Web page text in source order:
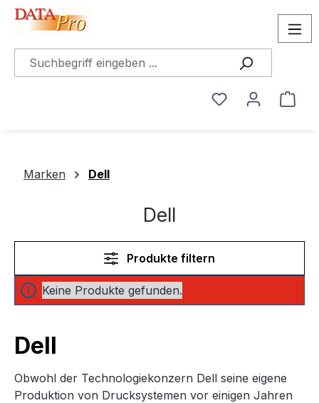
springen
Du hast 0
Marken Dell
Dell
Produkte filtern
Keine Produkte gefunden.
Dell
Obwohl der Technologiekonzern Dell seine eigene
Produktion von Drucksystemen vor einigen Jahren